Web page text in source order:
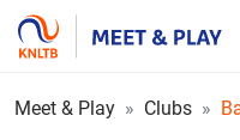
Service
menu
Meet & Play Clubs